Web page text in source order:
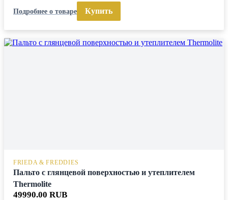
Подробнее о товаре
Купить
FRIEDA & FREDDIES
Пальто с глянцевой поверхностью и утеплителем
Thermolite
49990.00 RUB